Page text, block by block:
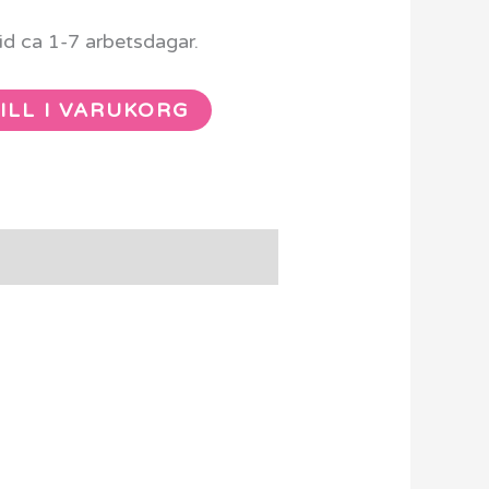
ca 1-7 arbetsdagar.
I VARUKORG